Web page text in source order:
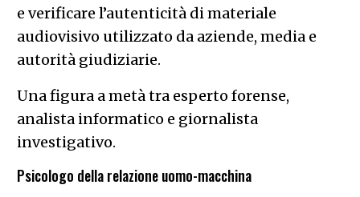
e verificare l’autenticità di materiale
audiovisivo utilizzato da aziende, media e
autorità giudiziarie.
Una figura a metà tra esperto forense,
analista informatico e giornalista
investigativo.
Psicologo della relazione uomo-macchina